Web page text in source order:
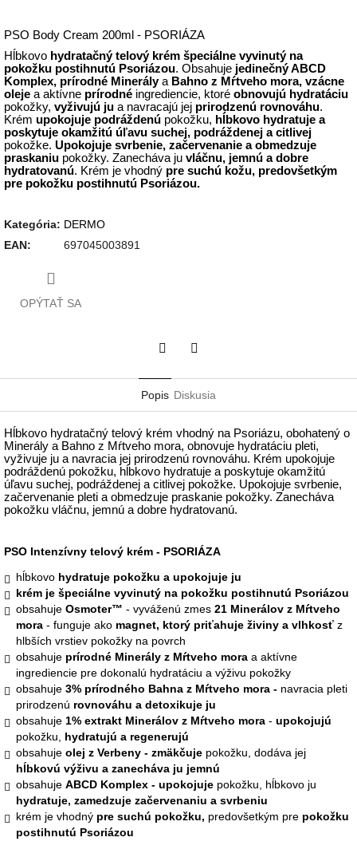
PSO Body Cream 200ml - PSORIÁZA
Hĺbkovo hydratačný telový krém špeciálne vyvinutý na
pokožku postihnutú Psoriázou. Obsahuje jedinečný ABCD
Komplex, prírodné Minerálya Bahno z Mŕtveho mora, vzácne
oleje a aktívne prírodné ingrediencie, ktoré obnovujú hydratáciu
pokožky, vyživujú ju a navracajú jej prirodzenú rovnováhu.
Krém upokojuje podráždenú pokožku, hĺbkovo hydratuje a
poskytuje okamžitú úľavu suchej, podráždenej a citlivej
pokožke. Upokojuje svrbenie, začervenanie a obmedzuje
praskaniu pokožky. Zanecháva ju vláčnu, jemnú a dobre
hydratovanú. Krém je vhodný pre suchú kožu, predovšetkým
pre pokožku postihnutú Psoriázou.
Kategória: DERMO
EAN: 697045003891
OPÝTAŤ SA
Popis Diskusia
Hĺbkovo hydratačný telový krém vhodný na Psoriázu, obohatený o
Minerály a Bahno z Mŕtveho mora, obnovuje hydratáciu pleti,
vyživuje ju a navracia jej prirodzenú rovnováhu. Krém upokojuje
podráždenú pokožku, hĺbkovo hydratuje a poskytuje okamžitú
úľavu suchej, podráždenej a citlivej pokožke. Upokojuje svrbenie,
začervenanie pleti a obmedzuje praskanie pokožky. Zanecháva
pokožku vláčnu, jemnú a dobre hydratovanú.
PSO Intenzívny telový krém - PSORIÁZA
hĺbkovo hydratuje pokožku a upokojuje ju
krém je špeciálne vyvinutý na pokožku postihnutú Psoriázou
obsahuje Osmoter™ - vyváženú zmes 21 Minerálov z Mŕtveho
mora - funguje ako magnet, ktorý priťahuje živiny a vlhkosť z
hlbších vrstiev pokožky na povrch
obsahuje prírodné Minerály z Mŕtveho mora a aktívne
ingrediencie pre dokonalú hydratáciu a výživu pokožky
obsahuje 3% prírodného Bahna z Mŕtveho mora - navracia pleti
prirodzenú rovnováhu a detoxikuje ju
obsahuje 1% extrakt Minerálov z Mŕtveho mora - upokojujú
pokožku, hydratujú a regenerujú
obsahuje olej z Verbeny - zmäkčuje pokožku, dodáva jej
hĺbkovú výživu a zanecháva ju jemnú
obsahuje ABCD Komplex - upokojuje pokožku, hĺbkovo ju
hydratuje, zamedzuje začervenaniu a svrbeniu
krém je vhodný pre suchú pokožku, predovšetkým pre pokožku
postihnutú Psoriázou